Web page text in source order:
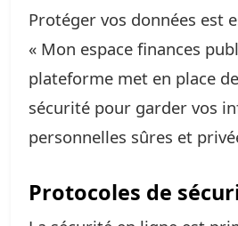
Protéger vos données est
« Mon espace finances
plateforme met en place
sécurité pour garder vos
personnelles sûres et
Protocoles de